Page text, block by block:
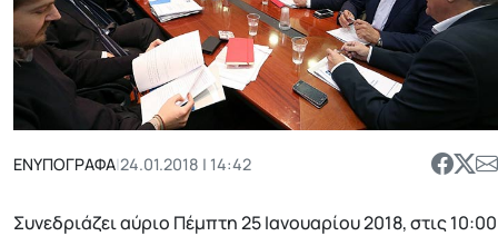
ΕΝΥΠΟΓΡΑΦΑ|24.01.2018 | 14:42
Συνεδριάζει αύριο Πέμπτη 25 Ιανουαρίου 2018, στις 10:00